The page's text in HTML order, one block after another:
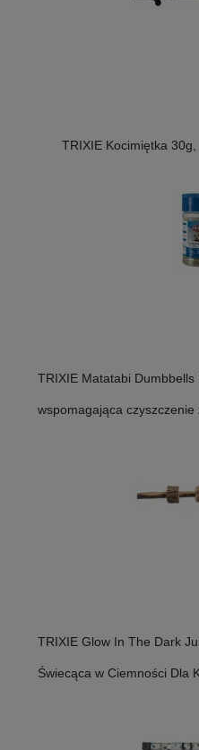
TRIXIE Kocimiętka
TRIXIE Matatabi Dumbbells
wspomagająca
TRIXIE Glow In The Dark
Świecąca w Ciemności Dla